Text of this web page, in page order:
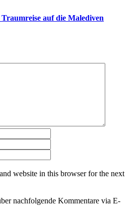
auf die Malediven
website in this browser for the next
nachfolgende Kommentare via E-